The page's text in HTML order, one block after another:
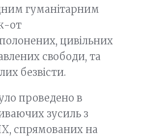
гуманітарним
от
цивільних
свободи, та
безвісти.
проведено в
зусиль з
спрямованих на